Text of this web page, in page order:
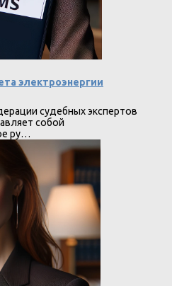
электроэнергии
судебных экспертов
собой
ру…